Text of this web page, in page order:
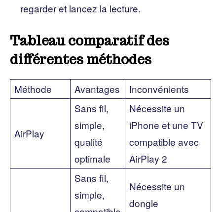
regarder et lancez la lecture.
Tableau comparatif des
différentes méthodes
Méthode Avantages Inconvénients
AirPlay
Sans fil,
simple,
qualité
optimale
Nécessite un
iPhone et une TV
compatible avec
AirPlay 2
Sans fil,
simple,
Nécessite un
dongle